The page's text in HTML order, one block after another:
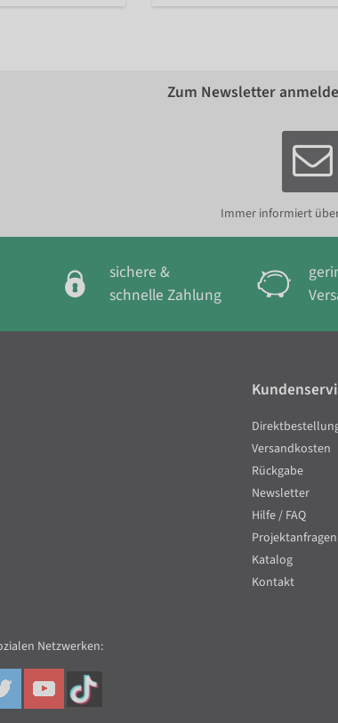
Zum Newsletter
Immer informiert
sichere &
schnelle Zahlung
Versandkosten
Rückgabe
Newsletter
Hilfe / FAQ
Projektanfragen
Katalog
Kontakt
Netzwerken: